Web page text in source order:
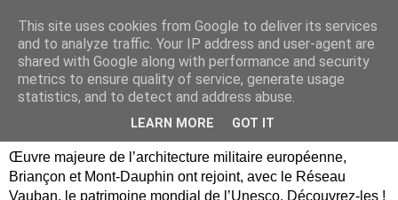
Briançon, Mont-Dauphin,
Vauban Unesco Hautes-
Œuvre majeure de l’architecture militaire européenne,
Briançon et Mont-Dauphin ont rejoint, avec le Réseau
Vauban, le patrimoine mondial de l’Unesco. Découvrez-les !
This site uses cookies from Google to deliver its services
and to analyze traffic. Your IP address and user-agent are
shared with Google along with performance and security
metrics to ensure quality of service, generate usage
statistics, and to detect and address abuse.
LEARN MORE GOT IT